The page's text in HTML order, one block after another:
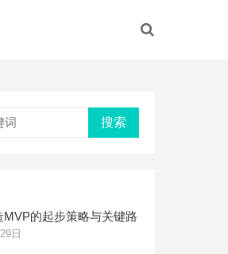
搜索
MVP的起步策略与关键路
日